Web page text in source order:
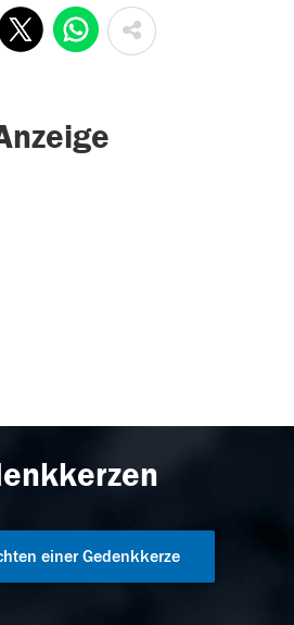
einer Gedenkkerze